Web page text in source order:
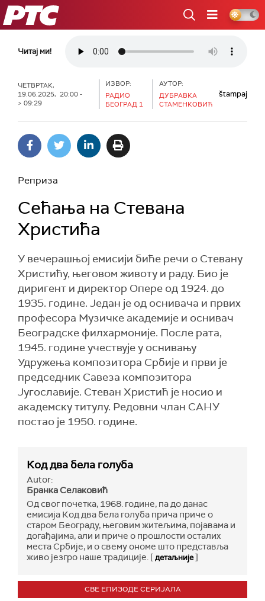
РТС
Читај ми!
ЧЕТВРТАК,
19.06.2025, 20:00 -
> 09:29
ИЗВОР:
РАДИО
БЕОГРАД 1
АУТОР:
ДУБРАВКА
СТАМЕНКОВИЋ
štampaj
Реприза
Сећања на Стевана
Христића
У вечерашњој емисији биће речи о Стевану
Христићу, његовом животу и раду. Био је
диригент и директор Опере од 1924. до
1935. године. Један је од оснивача и првих
професора Музичке академије и оснивач
Београдске филхармоније. После рата,
1945. године учествује у оснивању
Удружења композитора Србије и први је
председник Савеза композитора
Југославије. Стеван Христић је носио и
академску титулу. Редовни члан САНУ
постао је 1950. године.
Код два бела голуба
Autor:
Бранка Селаковић
Од свог почетка, 1968. године, па до данас
емисија Код два бела голуба прича приче о
старом Београду, његовим житељима, појавама и
догађајима, али и приче о прошлости осталих
места Србије, и о свему ономе што представља
живо језгро наше традиције. [детаљније]
СВЕ ЕПИЗОДЕ СЕРИЈАЛА